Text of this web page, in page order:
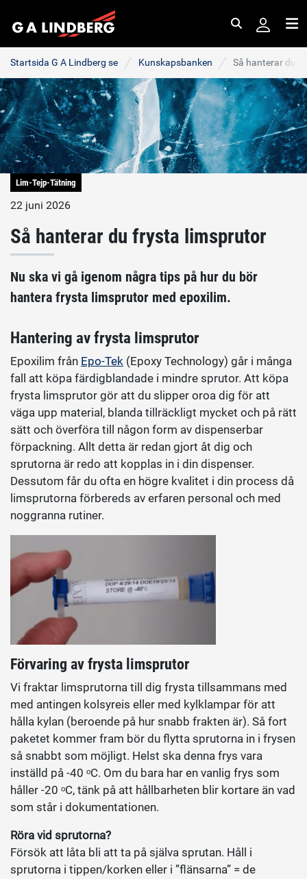
Startsida G A Lindberg se Kunskapsbanken Så hanterar du
Lim-Tejp-Tätning
22 juni 2026
Så hanterar du frysta limsprutor
Nu ska vi gå igenom några tips på hur du bör
hantera frysta limsprutor med epoxilim.
Hantering av frysta limsprutor
Epoxilim från Epo-Tek (Epoxy Technology) går i många
fall att köpa färdigblandade i mindre sprutor. Att köpa
frysta limsprutor gör att du slipper oroa dig för att
väga upp material, blanda tillräckligt mycket och på rätt
sätt och överföra till någon form av dispenserbar
förpackning. Allt detta är redan gjort åt dig och
sprutorna är redo att kopplas in i din dispenser.
Dessutom får du ofta en högre kvalitet i din process då
limsprutorna förbereds av erfaren personal och med
noggranna rutiner.
Förvaring av frysta limsprutor
Vi fraktar limsprutorna till dig frysta tillsammans med
med antingen kolsyreis eller med kylklampar för att
hålla kylan (beroende på hur snabb frakten är). Så fort
paketet kommer fram bör du flytta sprutorna in i frysen
så snabbt som möjligt. Helst ska denna frys vara
inställd på -40 ᵒC. Om du bara har en vanlig frys som
håller -20 ᵒC, tänk på att hållbarheten blir kortare än vad
som står i dokumentationen.
Röra vid sprutorna?
Försök att låta bli att ta på själva sprutan. Håll i
sprutorna i tippen/korken eller i ”flänsarna” = de